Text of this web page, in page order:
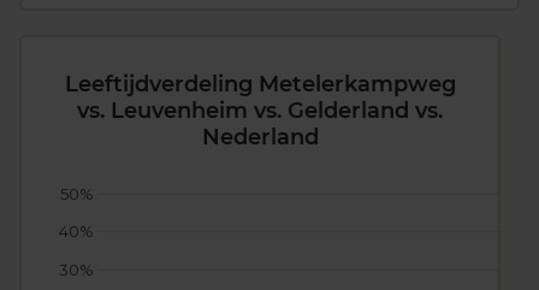
Leeftijdverdeling Metelerkampweg
vs. Leuvenheim vs. Gelderland vs.
Nederland
30%
40%
50%